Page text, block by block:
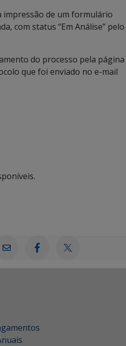
impressão de um formulário
com status “Em Análise” pelo
do processo pela página
que foi enviado no e-mail